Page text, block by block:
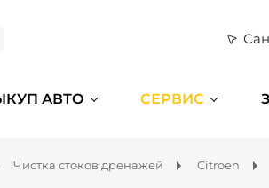
АВТО СЕРВИС
Чистка стоков дренажей Citroen